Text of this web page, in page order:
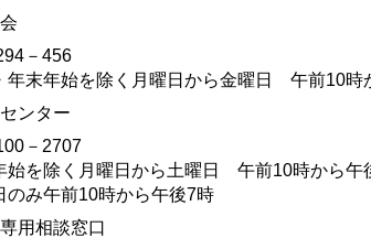
－456
年末年始を除く月曜日から金曜日 午前10時
ンター
－2707
始を除く月曜日から土曜日 午前10時から午
のみ午前10時から午後7時
用相談窓口